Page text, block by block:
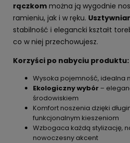
rączkom można ją wygodnie
ramieniu, jak i w ręku.
stabilność i elegancki kształt
co w niej przechowujesz.
Korzyści po nabyciu produktu:
Wysoka pojemność, idealna
Ekologiczny wybór –
środowiskiem
Komfort noszenia dzięki
funkcjonalnym kieszeniom
Wzbogaca każdą stylizację,
nowoczesny akcent